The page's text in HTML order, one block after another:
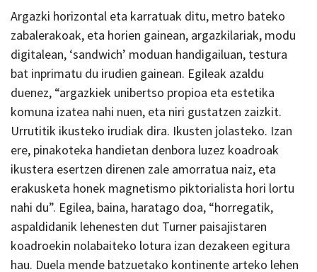
Argazki horizontal eta karratuak ditu, metro bateko
zabalerakoak, eta horien gainean, argazkilariak, modu
digitalean, ‘sandwich’ moduan handigailuan, testura
bat inprimatu du irudien gainean. Egileak azaldu
duenez, “argazkiek unibertso propioa eta estetika
komuna izatea nahi nuen, eta niri gustatzen zaizkit.
Urrutitik ikusteko irudiak dira. Ikusten jolasteko. Izan
ere, pinakoteka handietan denbora luzez koadroak
ikustera esertzen direnen zale amorratua naiz, eta
erakusketa honek magnetismo piktorialista hori lortu
nahi du”. Egilea, baina, haratago doa, “horregatik,
aspaldidanik lehenesten dut Turner paisajistaren
koadroekin nolabaiteko lotura izan dezakeen egitura
hau. Duela mende batzuetako kontinente arteko lehen